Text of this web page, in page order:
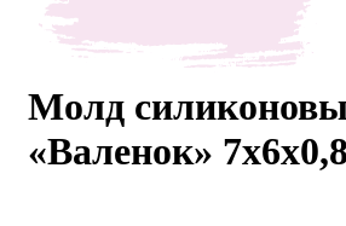
Мастер-
классы
Молд
«Валенок»